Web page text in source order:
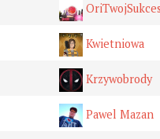
Kwietniowa
Krzywobrody
Pawel Mazan